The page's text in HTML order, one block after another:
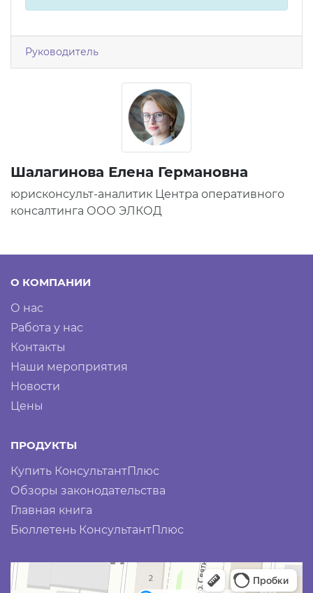
Руководитель
Шалагинова Елена Германовна
юрисконсульт-аналитик Центра оперативного
консалтинга ООО ЭЛКОД
О КОМПАНИИ
О нас
Работа у нас
Контакты
Наши мероприятия
Новости
Цены
ПРОДУКТЫ
Купить КонсультантПлюс
Обзоры законодательства
Главная книга
Бюллетень КонсультантПлюс